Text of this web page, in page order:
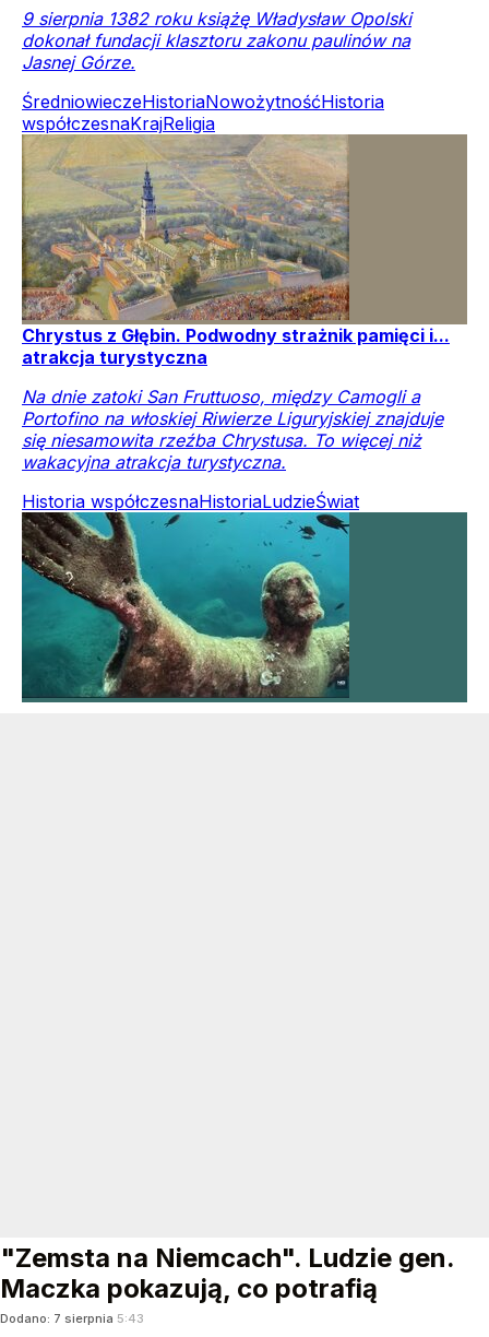
9 sierpnia 1382 roku książę Władysław Opolski
dokonał fundacji klasztoru zakonu paulinów na
Jasnej Górze.
ŚredniowieczeHistoriaNowożytnośćHistoria
współczesnaKrajReligia
Chrystus z Głębin. Podwodny strażnik pamięci i...
atrakcja turystyczna
Na dnie zatoki San Fruttuoso, między Camogli a
Portofino na włoskiej Riwierze Liguryjskiej znajduje
się niesamowita rzeźba Chrystusa. To więcej niż
wakacyjna atrakcja turystyczna.
Historia współczesnaHistoriaLudzieŚwiat
"Zemsta na Niemcach". Ludzie gen.
Maczka pokazują, co potrafią
Dodano: 7 sierpnia 5:43